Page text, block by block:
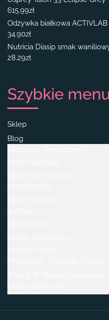
615.99zł
Odżywka białkowa
34.90zł
Nutricia Diasip smak
28.29zł
Szybkie
Sklep
Blog